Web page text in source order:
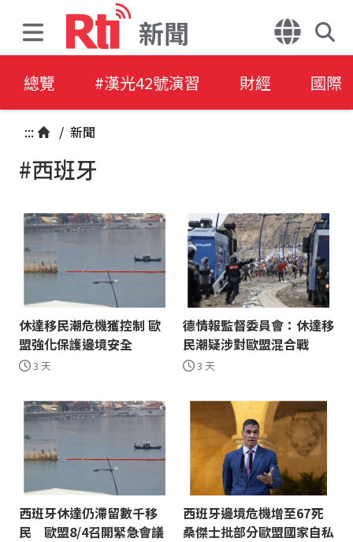
新聞
總覽 #漢光42號演習 財經 國際
::: / 新聞
#西班牙
休達移民潮危機獲控制 歐
盟強化保護邊境安全
3 天
德情報監督委員會：休達移
民潮疑涉對歐盟混合戰
3 天
西班牙休達仍滯留數千移
民 歐盟8/4召開緊急會議
西班牙邊境危機增至67死
桑傑士批部分歐盟國家自私